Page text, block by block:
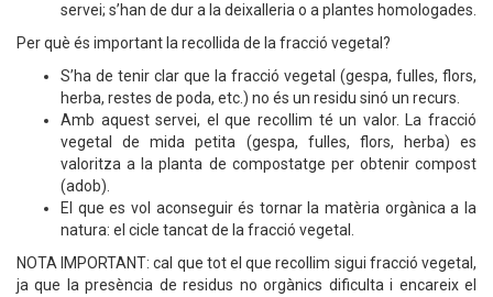
servei; s’han de dur a la deixalleria o a plantes homologades.
Per què és important la recollida de la fracció vegetal?
S’ha de tenir clar que la fracció vegetal (gespa, fulles, flors,
herba, restes de poda, etc.) no és un residu sinó un recurs.
Amb aquest servei, el que recollim té un valor. La fracció
vegetal de mida petita (gespa, fulles, flors, herba) es
valoritza a la planta de compostatge per obtenir compost
(adob).
El que es vol aconseguir és tornar la matèria orgànica a la
natura: el cicle tancat de la fracció vegetal.
NOTA IMPORTANT: cal que tot el que recollim sigui fracció vegetal,
ja que la presència de residus no orgànics dificulta i encareix el